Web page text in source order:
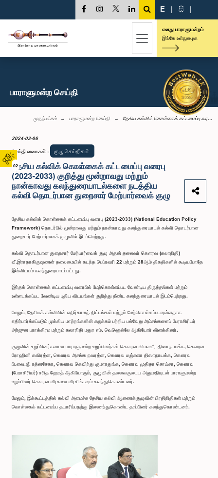
02
E | සි |
எனது பாராளுமன்றம்
இங்கே உள்நுழைக
பாராளுமன்ற செய்தி
முதற்பக்கம் பாராளுமன்ற செய்தி தேசிய கல்விக் கொள்கைக் கட்டமைப்பு வர...
2024-03-06
செய்தி வகைகள் : குழு செய்திகள்
தேசிய கல்விக் கொள்கைக் கட்டமைப்பு வரைபு
(2023-2033) குறித்து மூன்றாவது மற்றும்
நான்காவது கலந்துரையாடல்களை நடத்திய
கல்வி தொடர்பான துறைசார் மேற்பார்வைக் குழு
தேசிய கல்விக் கொள்கைக் கட்டமைப்பு வரைபு (2023-2033) (National Education Policy
Framework) தொடர்பில் மூன்றாவது மற்றும் நான்காவது கலந்துரையாடல் கல்வி தொடர்பான
துறைசார் மேற்பார்வைக் குழுவில் இடம்பெற்றது.
கல்வி தொடர்பான துறைசார் மேற்பார்வைக் குழு அதன் தலைவர் கௌரவ (கலாநிதி)
வீ.இராதாகிருஷணன் தலைமையில் கடந்த பெப்ரவரி 22 மற்றும் 28ஆம் திகதிகளில் கூடியபோதே
இவ்விடயம் கலந்துரையாடப்பட்டது.
இந்தக் கொள்கைக் கட்டமைப்பு வரைபில் மேற்கொள்ளப்பட வேண்டிய திருத்தங்கள் மற்றும்
உள்ளடக்கப்பட வேண்டிய புதிய விடயங்கள் குறித்து நீண்ட கலந்துரையாடல் இடம்பெற்றது.
மேலும், தேசியக் கல்வியின் எதிர்காலத் திட்டங்கள் மற்றும் மேற்கொள்ளப்படவுள்ளதாக
எதிர்பார்க்கப்படும் முக்கிய மாற்றங்களின் சுருக்கம் பற்றிய பல்வேறு அம்சங்களைப் பேராசிரியர்
அர்ஜுன பராக்கிரம மற்றும் கலாநிதி மதுர எம். வெஹெல்லே ஆகியோர் விளக்கினர்.
குழுவின் உறுப்பினர்களான பாராளுமன்ற உறுப்பினர்கள் கௌரவ விமலவீர திஸாநாயக்க, கௌரவ
ரோஹினி கவிரத்ன, கௌரவ அசங்க நவரத்ன, கௌரவ மஞ்சுளா திஸாநாயக்க, கௌரவ
பி.வை.ஜீ. ரத்னசேகர, கௌரவ கெவிந்து குமாரதுங்க, கௌரவ முதிதா சொய்சா, கௌரவ
(பேராசிரியர்) சரித ஹேரத் ஆகியோரும், குழுவின் தலைவருடைய அனுமதியுடன் பாராளுமன்ற
உறுப்பினர் கௌரவ வீரசுமன வீரசிங்கவும் கலந்துகொண்டனர்.
மேலும், இக்கூட்டத்தில் கல்வி அமைச்சு தேசிய கல்வி ஆணைக்குழுவின் பிரதிநிதிகள் மற்றும்
கொள்கைக் கட்டமைப்ப தயாரிப்பதற்கு இணைந்துகொண்ட தரப்பினர் கலந்துகொண்டனர்.